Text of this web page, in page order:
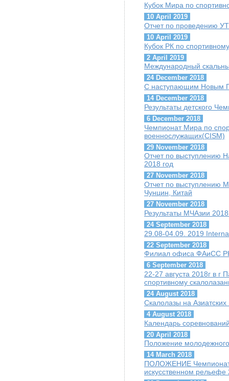
Кубок Мира по
10 April 2019
Отчет по проведению
10 April 2019
Кубок РК по
2 April 2019
Международный
24 December 2018
С наступающим Новым
14 December 2018
Результаты детского
6 December 2018
Чемпионат Мира по
военнослужащих(CISM)
29 November 2018
Отчет по выступлению
2018 год
27 November 2018
Отчет по выступлению
Чунцин, Китай
27 November 2018
Результаты МЧАзии
24 September 2018
29.08-04.09. 2019
22 September 2018
Филиал офиса ФАиСС
6 September 2018
22-27 августа 2018г в
спортивному
24 August 2018
Скалолазы на Азиатских
4 August 2018
Календарь
20 April 2018
Положение
14 March 2018
ПОЛОЖЕНИЕ
искусственном рельефе